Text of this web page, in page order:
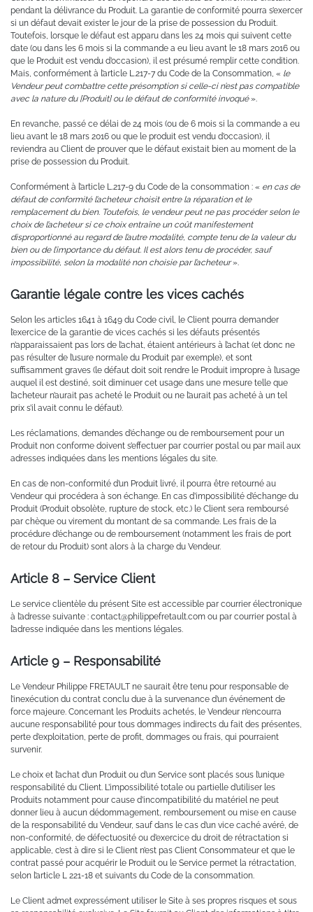
pendant la délivrance du Produit. La garantie de conformité pourra s’exercer
si un défaut devait exister le jour de la prise de possession du Produit.
Toutefois, lorsque le défaut est apparu dans les 24 mois qui suivent cette
date (ou dans les 6 mois si la commande a eu lieu avant le 18 mars 2016 ou
que le Produit est vendu d’occasion), il est présumé remplir cette condition.
Mais, conformément à l’article L.217-7 du Code de la Consommation, « le
Vendeur peut combattre cette présomption si celle-ci n’est pas compatible
avec la nature du [Produit] ou le défaut de conformité invoqué».
En revanche, passé ce délai de 24 mois (ou de 6 mois si la commande a eu
lieu avant le 18 mars 2016 ou que le produit est vendu d’occasion), il
reviendra au Client de prouver que le défaut existait bien au moment de la
prise de possession du Produit.
Conformément à l’article L.217-9 du Code de la consommation : « en cas de
défaut de conformité l’acheteur choisit entre la réparation et le
remplacement du bien. Toutefois, le vendeur peut ne pas procéder selon le
choix de l’acheteur si ce choix entraîne un coût manifestement
disproportionné au regard de l’autre modalité, compte tenu de la valeur du
bien ou de l’importance du défaut. Il est alors tenu de procéder, sauf
impossibilité, selon la modalité non choisie par l’acheteur».
Garantie légale contre les vices cachés
Selon les articles 1641 à 1649 du Code civil, le Client pourra demander
l’exercice de la garantie de vices cachés si les défauts présentés
n’apparaissaient pas lors de l’achat, étaient antérieurs à l’achat (et donc ne
pas résulter de l’usure normale du Produit par exemple), et sont
suffisamment graves (le défaut doit soit rendre le Produit impropre à l’usage
auquel il est destiné, soit diminuer cet usage dans une mesure telle que
l’acheteur n’aurait pas acheté le Produit ou ne l’aurait pas acheté à un tel
prix s’il avait connu le défaut).
Les réclamations, demandes d’échange ou de remboursement pour un
Produit non conforme doivent s’effectuer par courrier postal ou par mail aux
adresses indiquées dans les mentions légales du site.
En cas de non-conformité d’un Produit livré, il pourra être retourné au
Vendeur qui procédera à son échange. En cas d’impossibilité d’échange du
Produit (Produit obsolète, rupture de stock, etc.) le Client sera remboursé
par chèque ou virement du montant de sa commande. Les frais de la
procédure d’échange ou de remboursement (notamment les frais de port
de retour du Produit) sont alors à la charge du Vendeur.
Article 8 – Service Client
Le service clientèle du présent Site est accessible par courrier électronique
à l’adresse suivante : contact@philippefretault.com ou par courrier postal à
l’adresse indiquée dans les mentions légales.
Article 9 – Responsabilité
Le Vendeur Philippe FRETAULT ne saurait être tenu pour responsable de
l’inexécution du contrat conclu due à la survenance d’un événement de
force majeure. Concernant les Produits achetés, le Vendeur n’encourra
aucune responsabilité pour tous dommages indirects du fait des présentes,
perte d’exploitation, perte de profit, dommages ou frais, qui pourraient
survenir.
Le choix et l’achat d’un Produit ou d’un Service sont placés sous l’unique
responsabilité du Client. L’impossibilité totale ou partielle d’utiliser les
Produits notamment pour cause d’incompatibilité du matériel ne peut
donner lieu à aucun dédommagement, remboursement ou mise en cause
de la responsabilité du Vendeur, sauf dans le cas d’un vice caché avéré, de
non-conformité, de défectuosité ou d’exercice du droit de rétractation si
applicable, c’est à dire si le Client n’est pas Client Consommateur et que le
contrat passé pour acquérir le Produit ou le Service permet la rétractation,
selon l’article L 221-18 et suivants du Code de la consommation.
Le Client admet expressément utiliser le Site à ses propres risques et sous